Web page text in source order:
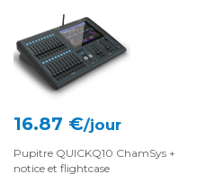
16.87 €/jour
Pupitre QUICKQ10 ChamSys +
notice et flightcase